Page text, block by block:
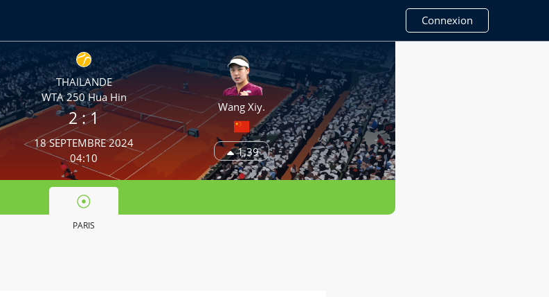
Connexion
THAILANDE
WTA 250 Hua Hin
2: 1
18 SEPTEMBRE 2024
04:10
Wang Xiy.
1,39
PARIS